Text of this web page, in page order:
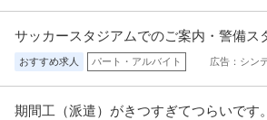
経理（財務会計） ／ 経理スタッフ （経理
マニー株式会社
新着 正社員 産休・育休実績あり 年間休日120日
サッカースタジアムでのご案内・警備ス
おすすめ求人 パート・アルバイト 広告：シン
期間工（派遣）がきつすぎてつらいです